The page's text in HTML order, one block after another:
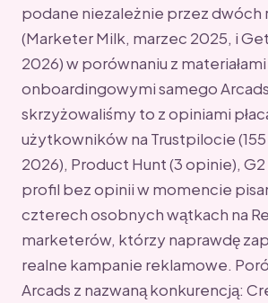
podane niezależnie przez
(Marketer Milk, marzec 2025, i
2026) w porównaniu z materiałami
onboardingowymi samego
skrzyżowaliśmy to z opiniami
użytkowników na Trustpilocie
2026), Product Hunt (3 opinie),
profil bez opinii w momencie
czterech osobnych wątkach na
marketerów, którzy naprawdę
realne kampanie reklamowe.
Arcads z nazwaną konkurencją: